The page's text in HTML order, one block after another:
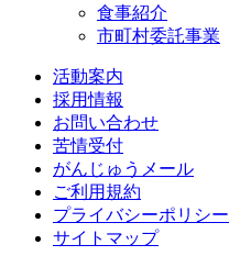
食事紹介
市町村委託事業
活動案内
採用情報
お問い合わせ
苦情受付
がんじゅうメール
ご利用規約
プライバシーポリシー
サイトマップ